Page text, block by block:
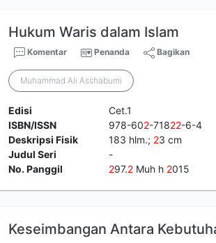
Hukum Waris dalam Islam
Komentar Penanda Bagikan
Muhammad Ali Asshabumi
Edisi
Cet.1
ISBN/ISSN
978-602-71822-6-4
Deskripsi Fisik
183 hlm.; 23 cm
Judul Seri
-
No. Panggil
297.2Muh h 2015
Keseimbangan Antara